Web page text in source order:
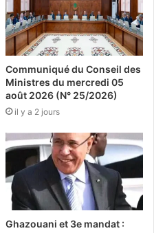
Communiqué du Conseil des
Ministres du mercredi 05
août 2026 (N° 25/2026)
il y a 2 jours
Ghazouani et 3e mandat :